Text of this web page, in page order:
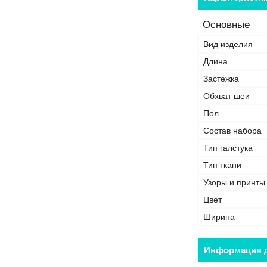
Основные
Вид изделия
Длина
Застежка
Обхват шеи
Пол
Состав набора
Тип галстука
Тип ткани
Узоры и принты
Цвет
Ширина
Информация